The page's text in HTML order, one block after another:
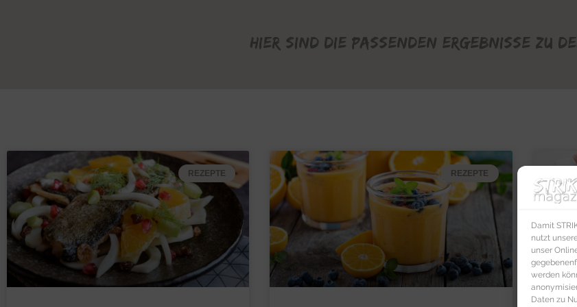
Damit
nutzt
unser
werden
Daten zu
Hier sind die passenden Ergebnisse zu
REZEPTE REZEPTE